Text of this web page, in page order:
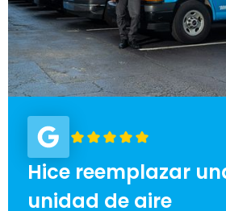
Hice reemplazar
unidad de aire